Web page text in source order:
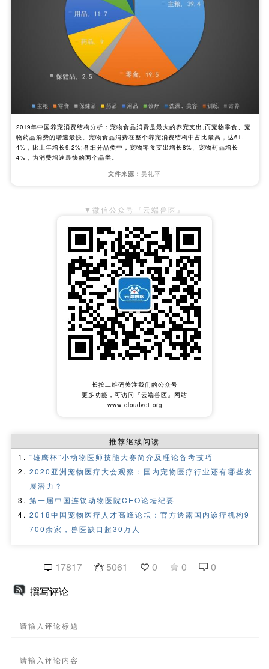
2019年中国养宠消费结构分析：宠物食品消费是最大的养宠支出;而宠物零食、宠
物药品消费的增速最快。宠物食品消费在整个养宠消费结构中占比最高，达61.
4%，比上年增长9.2%;各细分品类中，宠物零食支出增长8%、宠物药品增长
4%，为消费增速最快的两个品类。
文件来源： 吴礼平
▼微信公众号『云端兽医』
长按二维码关注我们的公众号
更多功能，可访问『云端兽医』网站
www.cloudvet.org
推荐继续阅读
“雄鹰杯”小动物医师技能大赛简介及理论备考技巧
2020亚洲宠物医疗大会观察：国内宠物医疗行业还有哪些发
展潜力？
第一届中国连锁动物医院CEO论坛纪要
2018中国宠物医疗人才高峰论坛：官方透露国内诊疗机构9
700余家，兽医缺口超30万人
17817 5061 0 0
0
撰写评论